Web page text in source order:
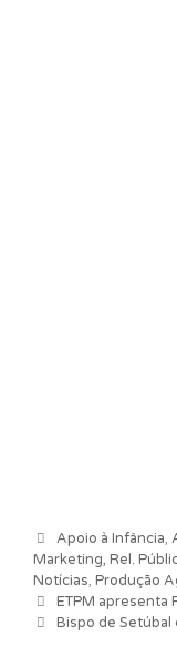
Categorias
Apoio à Infância,
Marketing, Rel.
Notícias, Produção
Navegação de
ETPM apresenta
Bispo de Setúbal